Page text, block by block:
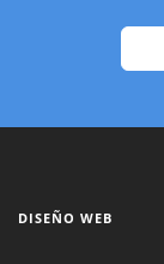
DISEÑO WEB